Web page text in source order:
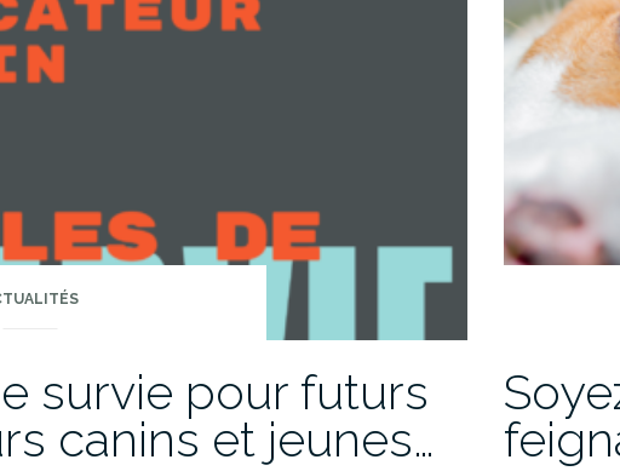
survie pour futurs
canins et jeunes…